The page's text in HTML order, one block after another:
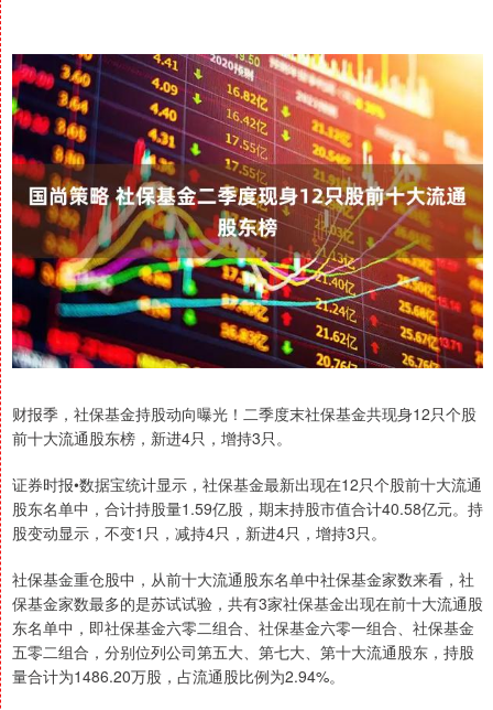
财报季，社保基金持股动向曝光！二季度末社保基金共现身12只个股
前十大流通股东榜，新进4只，增持3只。
证券时报•数据宝统计显示，社保基金最新出现在12只个股前十大流通
股东名单中，合计持股量1.59亿股，期末持股市值合计40.58亿元。持
股变动显示，不变1只，减持4只，新进4只，增持3只。
社保基金重仓股中，从前十大流通股东名单中社保基金家数来看，社
保基金家数最多的是苏试试验，共有3家社保基金出现在前十大流通股
东名单中，即社保基金六零二组合、社保基金六零一组合、社保基金
五零二组合，分别位列公司第五大、第七大、第十大流通股东，持股
量合计为1486.20万股，占流通股比例为2.94%。